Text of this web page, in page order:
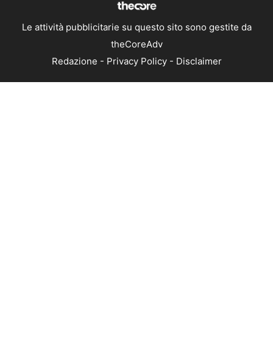
Le attività pubblicitarie su questo sito sono gestite da
theCoreAdv
Redazione - Privacy Policy- Disclaimer